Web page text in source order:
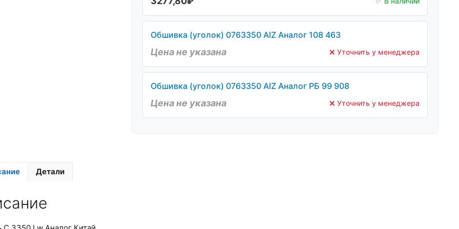
Обшивка (уголок) 0763350 AIZ Аналог 108 463
Цена не указана ❌ Уточнить у менеджера
Обшивка (уголок) 0763350 AIZ Аналог РБ 99 908
Цена не указана ❌ Уточнить у менеджера
Детали